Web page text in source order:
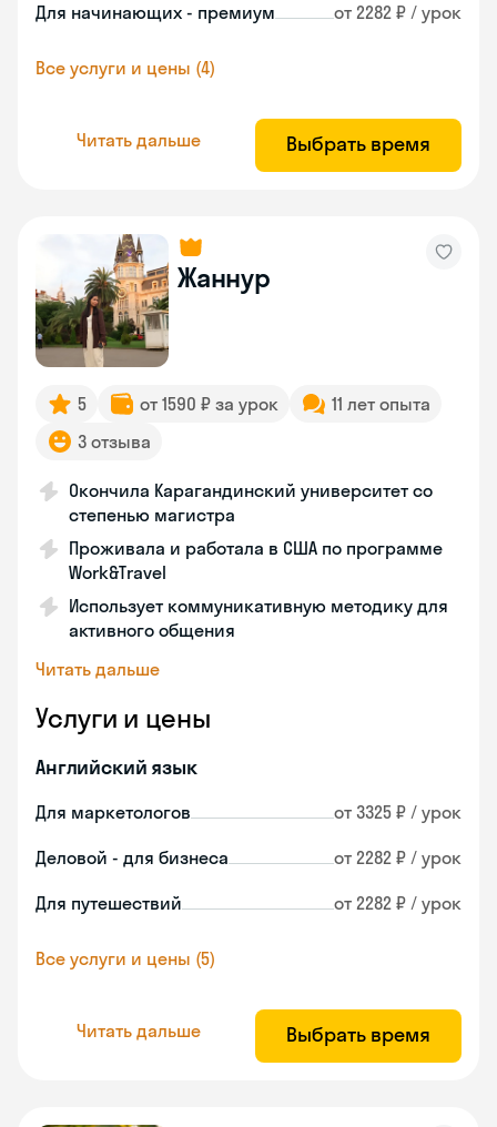
Для начинающих - премиум от 2282 ₽ / урок
Все услуги и цены (4)
Читать дальше Выбрать время
Жаннур
5 от 1590 ₽ за урок
11 лет опыта
3 отзыва
Окончила Карагандинский университет со
степенью магистра
Проживала и работала в США по программе
Work&Travel
Использует коммуникативную методику для
активного общения
Читать дальше
Услуги и цены
Английский язык
Для маркетологов от 3325 ₽ / урок
Деловой - для бизнеса от 2282 ₽ / урок
Для путешествий от 2282 ₽ / урок
Все услуги и цены (5)
Читать дальше Выбрать время